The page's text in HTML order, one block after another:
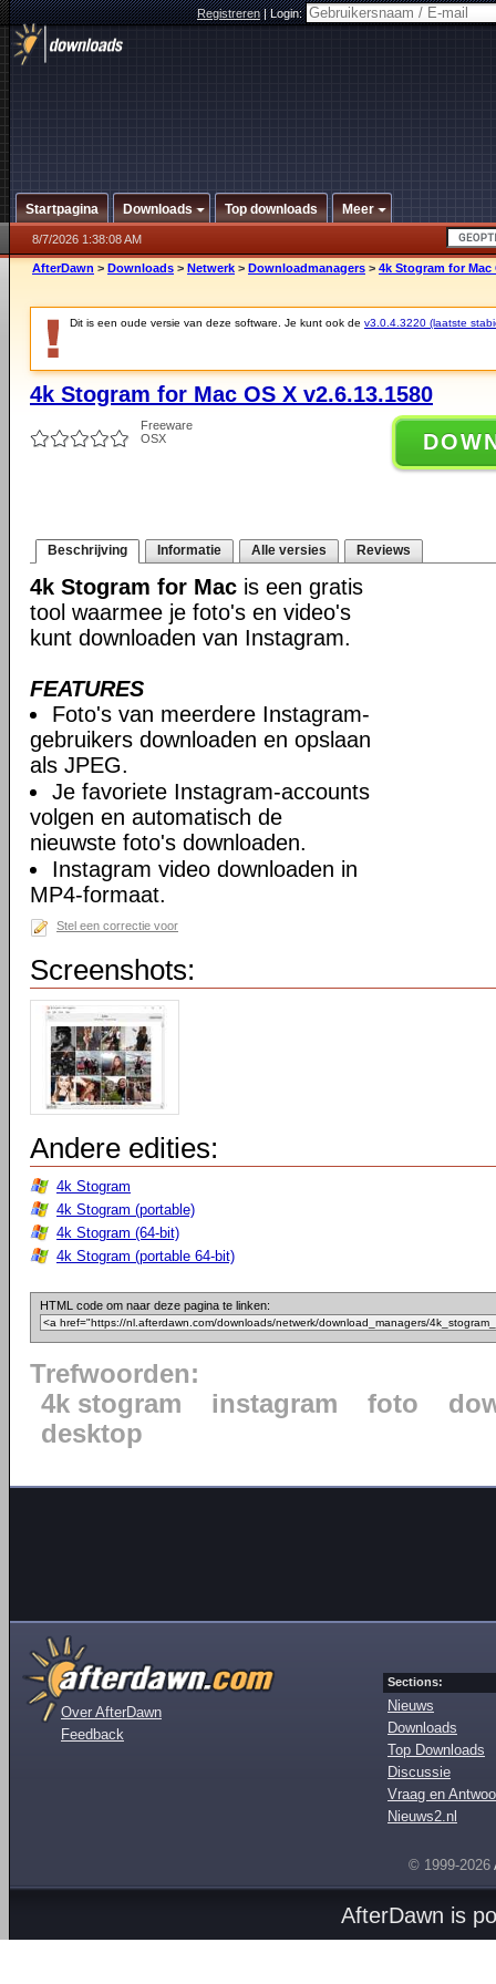
Registreren|Login:
Startpagina Downloads Top downloads Meer
8/7/2026 1:38:08 AM
AfterDawn > Downloads > Netwerk > Downloadmanagers > 4k Stogram for Mac
Dit is een oude versie van deze software. Je kunt ook de v3.0.4.3220 (laatste
4k Stogram for Mac OS X v2.6.13.1580
Freeware
OSX
Beschrijving Informatie Alle versies Reviews
4k Stogram for Mac is een gratis
tool waarmee je foto's en video's
kunt downloaden van Instagram.
FEATURES
Foto's van meerdere Instagram-
gebruikers downloaden en opslaan
als JPEG.
Je favoriete Instagram-accounts
volgen en automatisch de
nieuwste foto's downloaden.
Instagram video downloaden in
MP4-formaat.
Stel een correctie voor
Screenshots:
Andere edities:
4k Stogram
4k Stogram (portable)
4k Stogram (64-bit)
4k Stogram (portable 64-bit)
HTML code om naar deze pagina te linken:
Trefwoorden:
4k stogram
instagram foto
desktop
Over AfterDawn
Feedback
Sections:
Nieuws
Downloads
Top Downloads
Discussie
Vraag en
Nieuws2.nl
© 1999-2026
AfterDawn is